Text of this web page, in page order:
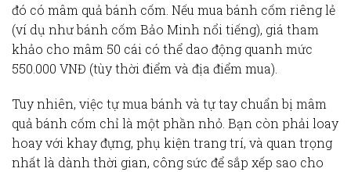
đó có mâm quả bánh cốm . Nếu mua bánh cốm riêng lẻ
(ví dụ như bánh cốm Bảo Minh nổi tiếng), giá tham
khảo cho mâm 50 cái có thể dao động quanh mức
550.000 VNĐ (tùy thời điểm và địa điểm mua).
Tuy nhiên, việc tự mua bánh và tự tay chuẩn bị mâm
quả bánh cốm chỉ là một phần nhỏ. Bạn còn phải loay
hoay với khay đựng, phụ kiện trang trí, và quan trọng
nhất là dành thời gian, công sức để sắp xếp sao cho